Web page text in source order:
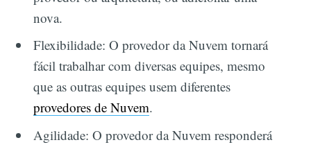
nova.
Flexibilidade: O provedor da Nuvem tornará
fácil trabalhar com diversas equipes, mesmo
que as outras equipes usem diferentes
provedores de Nuvem.
Agilidade: O provedor da Nuvem responderá